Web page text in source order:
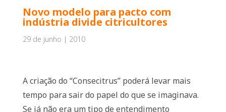
Novo modelo para pacto com
indústria divide citricultores
29 de junho | 2010
A criação do “Consecitrus” poderá levar mais
tempo para sair do papel do que se imaginava.
Se já não era um tipo de entendimento